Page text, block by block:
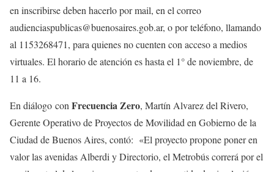
en inscribirse deben hacerlo por mail, en el correo
audienciaspublicas@buenosaires.gob.ar, o por teléfono, llamando
al 1153268471, para quienes no cuenten con acceso a medios
virtuales. El horario de atención es hasta el 1° de noviembre, de
11 a 16.
En diálogo con Frecuencia Zero, Martín Alvarez del Rivero,
Gerente Operativo de Proyectos de Movilidad en Gobierno de la
Ciudad de Buenos Aires, contó: «El proyecto propone poner en
valor las avenidas Alberdi y Directorio, el Metrobús correrá por el